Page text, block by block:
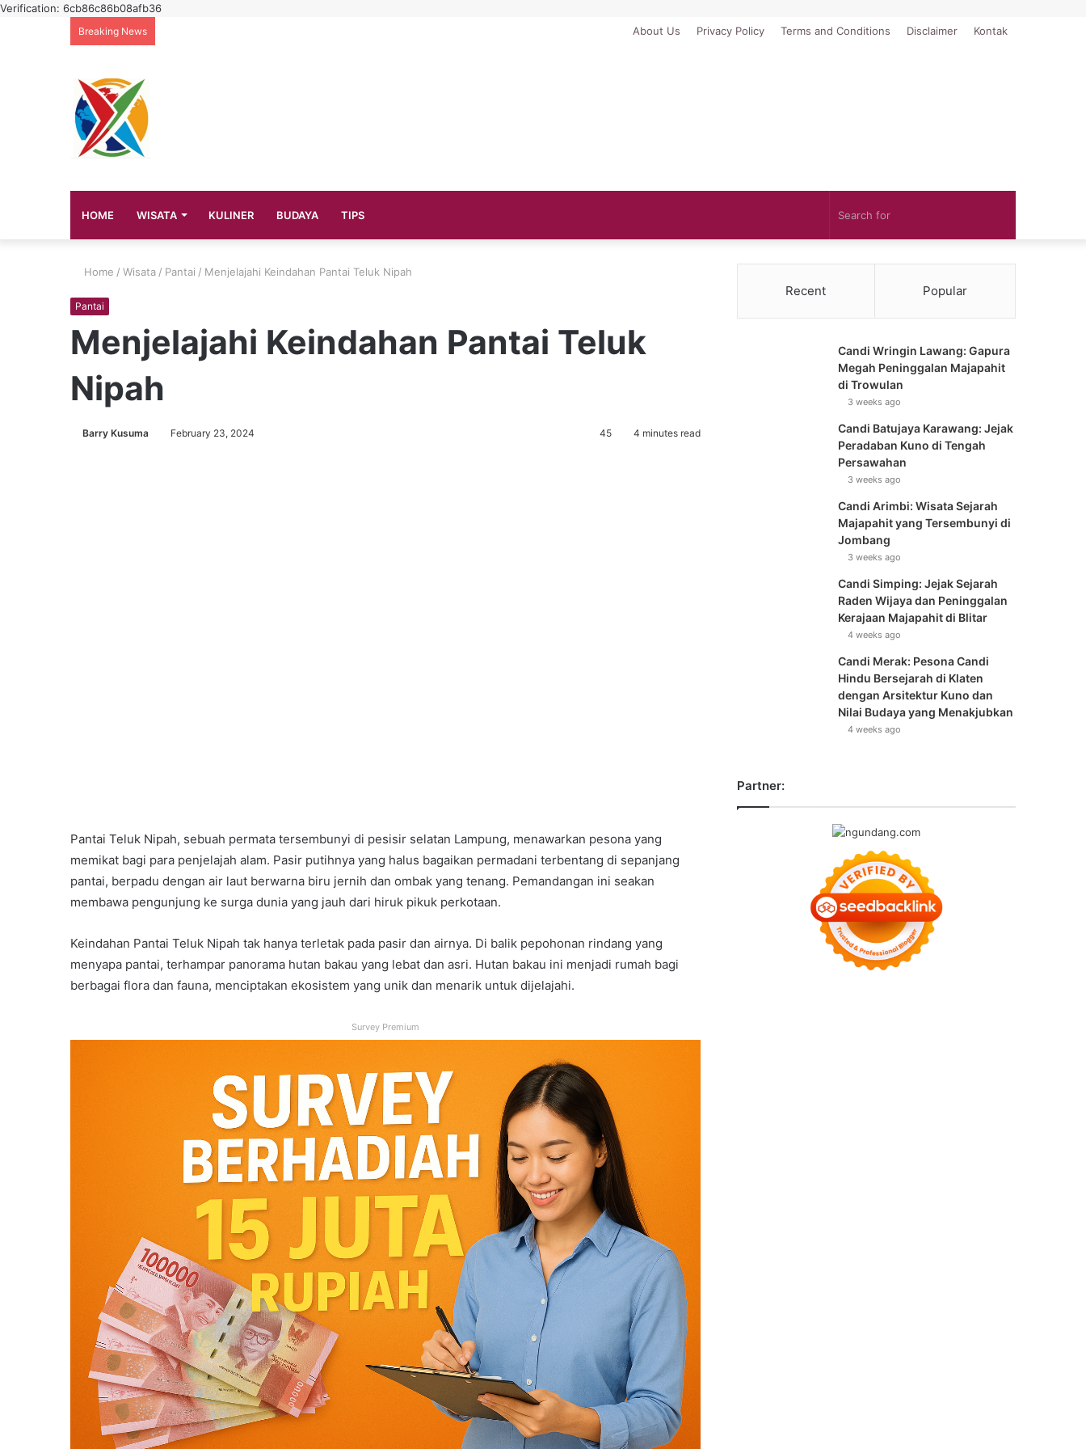
Verification: 6cb86c86b08afb36
Breaking News About Us Privacy Policy Terms and Conditions Disclaimer Kontak
HOME WISATA KULINER BUDAYA TIPS
for
Home / Wisata / Pantai / Menjelajahi Keindahan Pantai Teluk Nipah
Pantai
Menjelajahi Keindahan Pantai Teluk
Nipah
Barry Kusuma February 23, 2024 45 4 minutes read
Pantai Teluk Nipah, sebuah permata tersembunyi di pesisir selatan Lampung, menawarkan pesona yang
memikat bagi para penjelajah alam. Pasir putihnya yang halus bagaikan permadani terbentang di sepanjang
pantai, berpadu dengan air laut berwarna biru jernih dan ombak yang tenang. Pemandangan ini seakan
membawa pengunjung ke surga dunia yang jauh dari hiruk pikuk perkotaan.
Keindahan Pantai Teluk Nipah tak hanya terletak pada pasir dan airnya. Di balik pepohonan rindang yang
menyapa pantai, terhampar panorama hutan bakau yang lebat dan asri. Hutan bakau ini menjadi rumah bagi
berbagai flora dan fauna, menciptakan ekosistem yang unik dan menarik untuk dijelajahi.
Survey Premium
Recent Popular
Candi Wringin Lawang: Gapura
Megah Peninggalan Majapahit
di Trowulan
3 weeks ago
Candi Batujaya Karawang: Jejak
Peradaban Kuno di Tengah
Persawahan
3 weeks ago
Candi Arimbi: Wisata Sejarah
Majapahit yang Tersembunyi di
Jombang
3 weeks ago
Candi Simping: Jejak Sejarah
Raden Wijaya dan Peninggalan
Kerajaan Majapahit di Blitar
4 weeks ago
Candi Merak: Pesona Candi
Hindu Bersejarah di Klaten
dengan Arsitektur Kuno dan
Nilai Budaya yang Menakjubkan
4 weeks ago
Partner: